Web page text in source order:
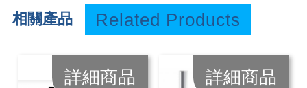
相關產品 Related Products
詳細商品 詳細商品